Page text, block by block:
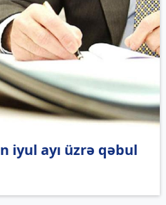
iyul ayı üzrə qəbul